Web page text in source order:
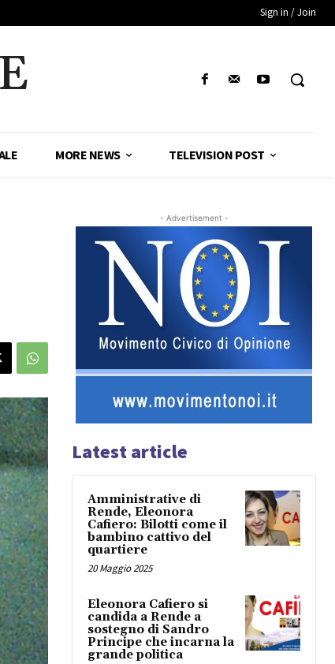
Sign in / Join
MORE NEWS TELEVISION POST
- Advertisement -
Latest article
Amministrative di
Rende, Eleonora
Cafiero: Bilotti come il
bambino cattivo del
quartiere
20 Maggio 2025
Eleonora Cafiero si
candida a Rende a
sostegno di Sandro
Principe che incarna la
grande politica